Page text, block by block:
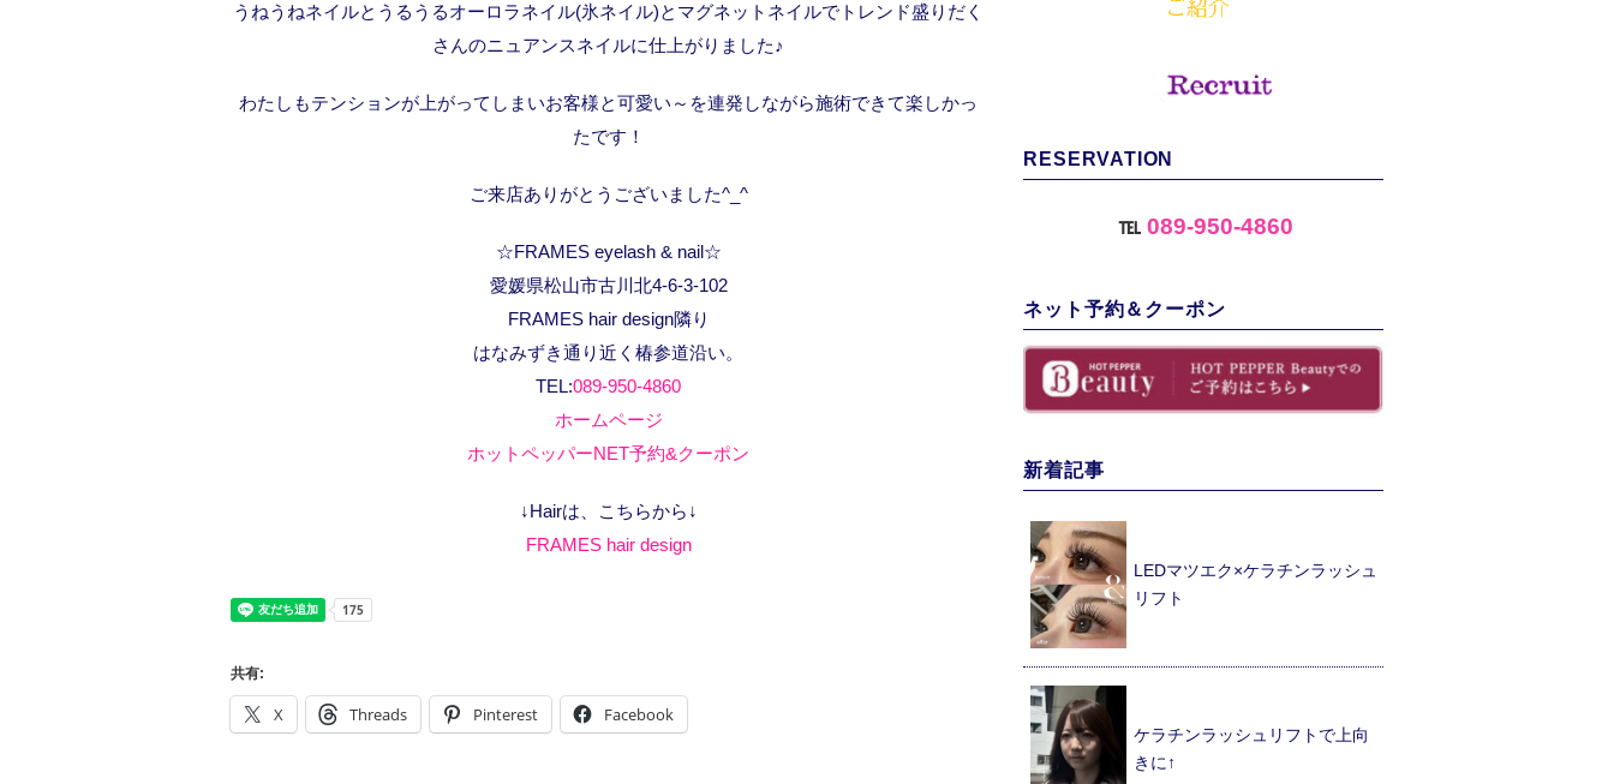
うねうねネイルとうるうるオーロラネイル(氷ネイル)とマグネットネイルでトレンド盛りだく
さんのニュアンスネイルに仕上がりました♪
わたしもテンションが上がってしまいお客様と可愛い～を連発しながら施術できて楽しかっ
たです！
ご来店ありがとうございました^_^
☆FRAMES eyelash & nail☆
愛媛県松山市古川北4-6-3-102
FRAMES hair design隣り
はなみずき通り近く椿参道沿い。
TEL:089-950-4860
ホームページ
ホットペッパーNET予約&クーポン
↓Hairは、こちらから↓
FRAMES hair design
共有:
X Threads Pinterest Facebook
RESERVATION
℡089-950-4860
ネット予約＆クーポン
新着記事
LEDマツエク×ケラチンラッシュ
リフト
ケラチンラッシュリフトで上向
きに↑